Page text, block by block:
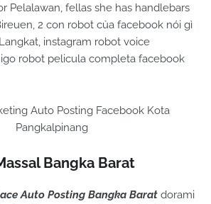
Pelalawan, fellas she has handlebars
2 con robot của facebook nói gì
instagram robot voice
robot pelicula completa facebook
Bangka Barat
Auto Posting Bangka Barat dorami